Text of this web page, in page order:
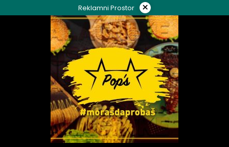
to
Reklamni Prostor ×